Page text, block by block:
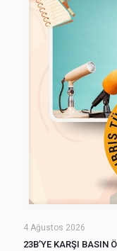
4 Ağustos 2026
23B’YE KARŞI BASIN